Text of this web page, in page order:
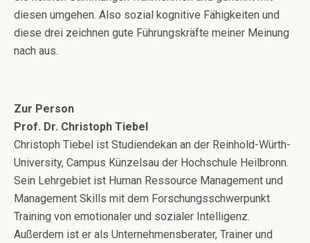
diesen umgehen. Also sozial kognitive Fähigkeiten und
diese drei zeichnen gute Führungskräfte meiner Meinung
nach aus.
Zur Person
Prof. Dr. Christoph Tiebel
Christoph Tiebel ist Studiendekan an der Reinhold-Würth-
University, Campus Künzelsau der Hochschule Heilbronn.
Sein Lehrgebiet ist Human Ressource Management und
Management Skills mit dem Forschungsschwerpunkt
Training von emotionaler und sozialer Intelligenz.
Außerdem ist er als Unternehmensberater, Trainer und